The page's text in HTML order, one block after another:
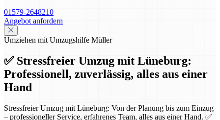
01579-2648210
Angebot anfordern
Umziehen mit Umzugshilfe Müller
✅ Stressfreier Umzug mit Lüneburg:
Professionell, zuverlässig, alles aus einer
Hand
Stressfreier Umzug mit Lüneburg: Von der Planung bis zum Einzug
– professioneller Service, erfahrenes Team, alles aus einer Hand. ✅